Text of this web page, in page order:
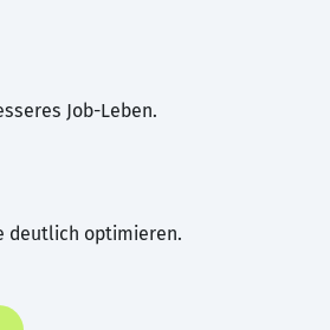
Job-Leben.
deutlich optimieren.